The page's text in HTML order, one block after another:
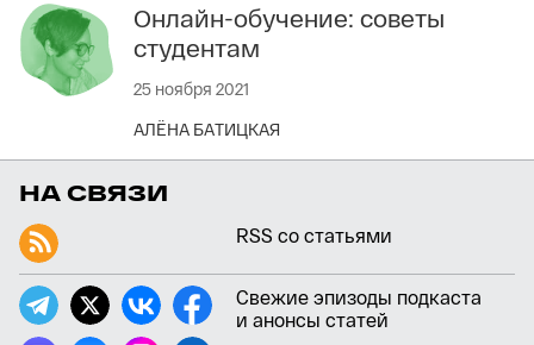
Онлайн-обучение: советы
студентам
25 ноября 2021
АЛЁНА БАТИЦКАЯ
НА СВЯЗИ
RSS со статьями
Свежие эпизоды подкаста
и анонсы статей